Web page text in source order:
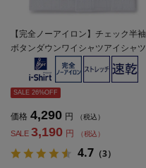
【完全ノーアイロン】チェック半袖
ボタンダウンワイシャツアイシャツ
形態安定ストレッチ吸水速乾春夏
SALE 26%OFF
価格 4,290 円 （税込）
SALE 3,190 円 （税込）
4.7 （3）